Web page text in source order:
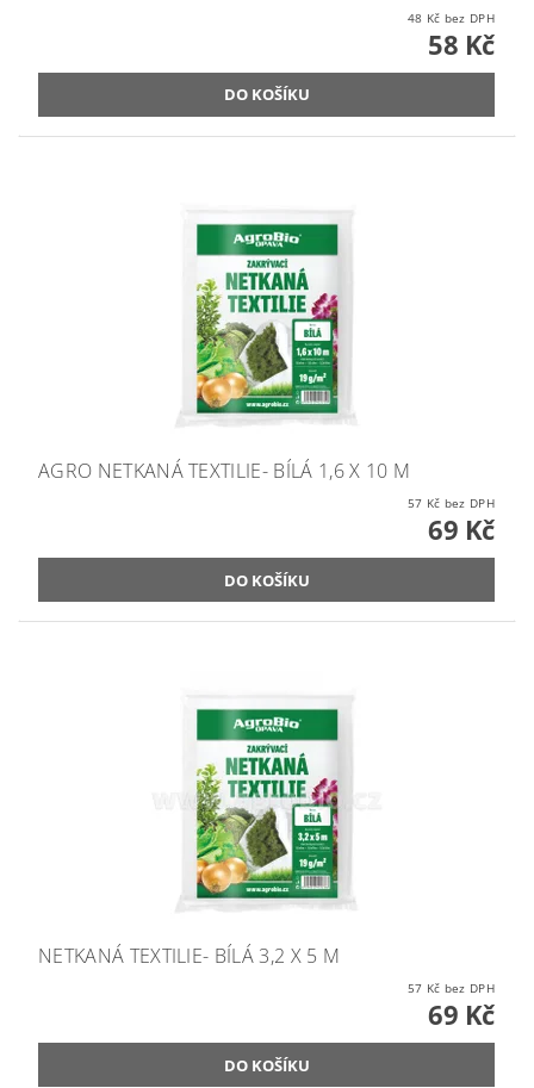
48 Kč bez DPH
58 Kč
AGRO NETKANÁ TEXTILIE- BÍLÁ 1,6 X 10 M
57 Kč bez DPH
69 Kč
NETKANÁ TEXTILIE- BÍLÁ 3,2 X 5 M
57 Kč bez DPH
69 Kč